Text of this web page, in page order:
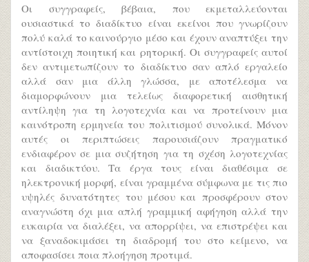
Οι συγγραφείς, βέβαια, που εκμεταλλεύονται
ουσιαστικά το διαδίκτυο είναι εκείνοι που γνωρίζουν
πολύ καλά το καινούργιο μέσο και έχουν αναπτύξει την
αντίστοιχη ποιητική και ρητορική. Οι συγγραφείς αυτοί
δεν αντιμετωπίζουν το διαδίκτυο σαν απλό εργαλείο
αλλά σαν μια άλλη γλώσσα, με αποτέλεσμα να
διαμορφώνουν μια τελείως διαφορετική αισθητική
αντίληψη για τη λογοτεχνία και να προτείνουν μια
καινότροπη ερμηνεία του πολιτισμού συνολικά. Μόνον
αυτές οι περιπτώσεις παρουσιάζουν πραγματικό
ενδιαφέρον σε μια συζήτηση για τη σχέση λογοτεχνίας
και διαδικτύου. Τα έργα τους είναι διαθέσιμα σε
ηλεκτρονική μορφή, είναι γραμμένα σύμφωνα με τις πιο
υψηλές δυνατότητες του μέσου και προσφέρουν στον
αναγνώστη όχι μια απλή γραμμική αφήγηση αλλά την
ευκαιρία να διαλέξει, να απορρίψει, να επιστρέψει και
να ξαναδοκιμάσει τη διαδρομή του στο κείμενο, να
αποφασίσει ποια πλοήγηση προτιμά.